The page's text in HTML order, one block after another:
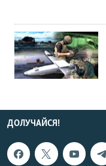
ДОЛУЧАЙСЯ!